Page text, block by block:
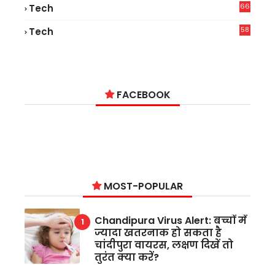
Tech
66
Tech
58
FACEBOOK
MOST-POPULAR
Chandipura Virus Alert: बच्चों में
ज्यादा खतरनाक हो सकता है
चांदीपुरा वायरस, लक्षण दिखें तो
तुरंत क्या करें?